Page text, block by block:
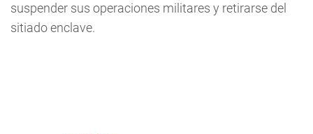
suspender sus operaciones militares y retirarse del
sitiado enclave.